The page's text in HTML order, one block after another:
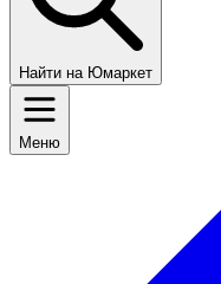
Найти на Юмаркет
Меню